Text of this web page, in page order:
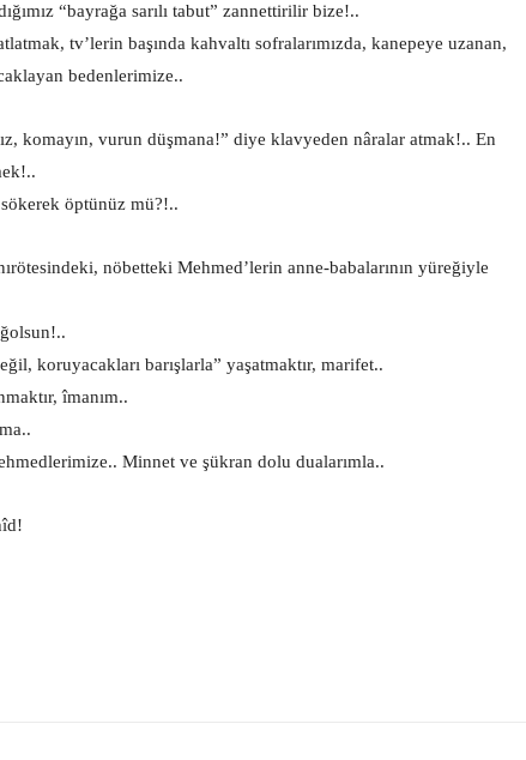
“bayrağa sarılı tabut” zannettirilir bize!..
tv’lerin başında kahvaltı sofralarımızda, kanepeye uzanan,
bedenlerimize..
komayın, vurun düşmana!” diye klavyeden nâralar atmak!.. En
öptünüz mü?!..
nöbetteki Mehmed’lerin anne-babalarının yüreğiyle
koruyacakları barışlarla” yaşatmaktır, marifet..
îmanım..
Minnet ve şükran dolu dualarımla..